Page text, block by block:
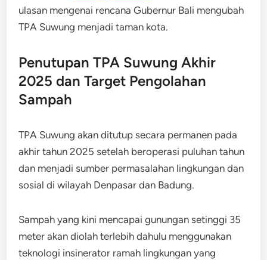
ulasan mengenai rencana Gubernur Bali mengubah
TPA Suwung menjadi taman kota.
Penutupan TPA Suwung Akhir
2025 dan Target Pengolahan
Sampah
TPA Suwung akan ditutup secara permanen pada
akhir tahun 2025 setelah beroperasi puluhan tahun
dan menjadi sumber permasalahan lingkungan dan
sosial di wilayah Denpasar dan Badung.
Sampah yang kini mencapai gunungan setinggi 35
meter akan diolah terlebih dahulu menggunakan
teknologi insinerator ramah lingkungan yang